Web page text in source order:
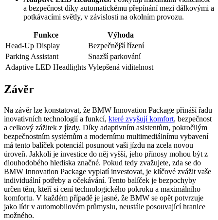
a bezpečnost díky automatickému přepínání mezi dálkovými a
potkávacími světly, v závislosti na okolním provozu.
Funkce
Výhoda
Head-Up Display
Bezpečnější řízení
Parking Assistant
Snazší parkování
Adaptive LED Headlights Vylepšená viditelnost
Závěr
Na závěr lze konstatovat, že BMW Innovation Package přináší řadu
inovativních technologií a funkcí, které zvyšují komfort, bezpečnost
a celkový zážitek z jízdy. Díky adaptivním asistentům, pokročilým
bezpečnostním systémům a modernímu multimediálnímu vybavení
má tento balíček potenciál posunout vaši jízdu na zcela novou
úroveň. Jakkoli je investice do něj vyšší, jeho přínosy mohou být z
dlouhodobého hlediska značné. Pokud tedy zvažujete, zda se do
BMW Innovation Package vyplatí investovat, je klíčové zvážit vaše
individuální potřeby a očekávání. Tento balíček je bezpochyby
určen těm, kteří si cení technologického pokroku a maximálního
komfortu. V každém případě je jasné, že BMW se opět potvrzuje
jako lídr v automobilovém průmyslu, neustále posouvající hranice
možného.